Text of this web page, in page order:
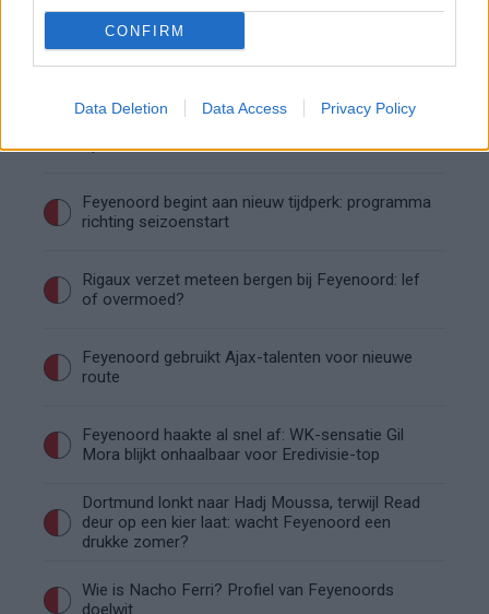
CONFIRM
Data Deletion Data Access Privacy Policy
Van Beukering haalt hard uit na opmerkingen
over zijn gewicht
op het WK 2026
Feyenoord begint aan nieuw tijdperk: programma
richting seizoenstart
Rigaux verzet meteen bergen bij Feyenoord: lef
of overmoed?
Feyenoord gebruikt Ajax-talenten voor nieuwe
route
Feyenoord haakte al snel af: WK-sensatie Gil
Mora blijkt onhaalbaar voor Eredivisie-top
Dortmund lonkt naar Hadj Moussa, terwijl Read
deur op een kier laat: wacht Feyenoord een
drukke zomer?
Wie is Nacho Ferri? Profiel van Feyenoords
doelwit